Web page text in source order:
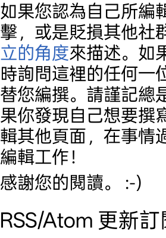
如果您認為自己所編
擊，或是貶損其他社
立的角度來描述。如
時詢問這裡的任何一
替您編撰。請謹記總
果你發現自己想要撰
輯其他頁面，在事情
編輯工作！
感謝您的閱讀。 :-)
RSS/Atom 更新訂